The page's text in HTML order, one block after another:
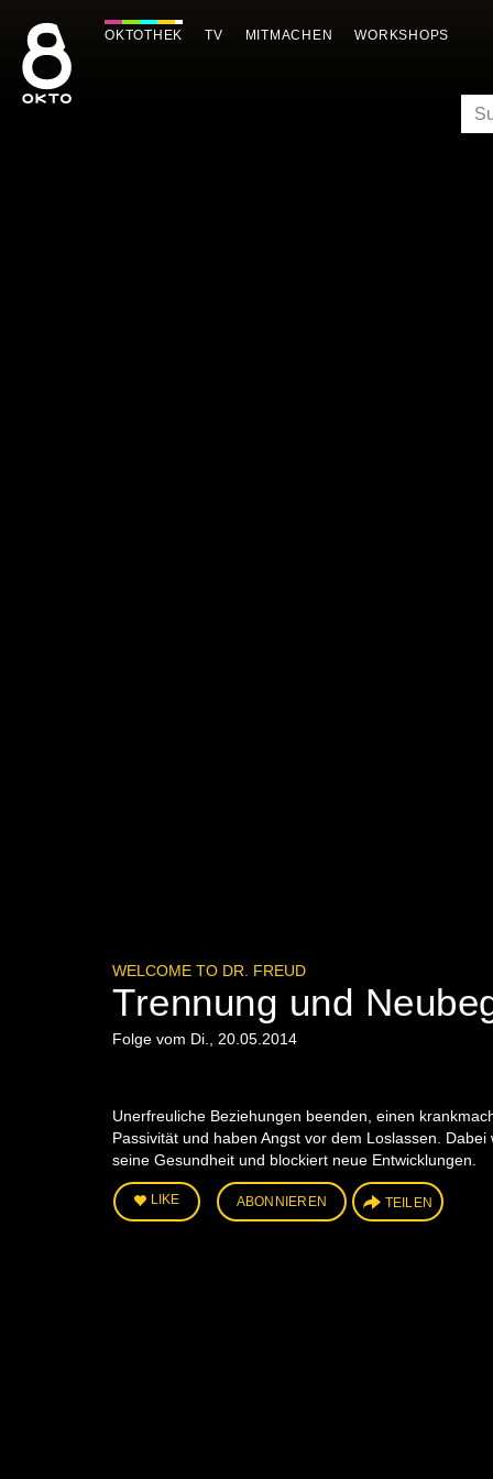
Inhalt
springen
OKTOTHEK TV MITMACHEN WORKSHOPS
WELCOME TO DR. FREUD
Trennung und
Folge vom Di., 20.05.2014
Unerfreuliche Beziehungen beenden, einen
Passivität und haben Angst vor dem Loslassen.
seine Gesundheit und blockiert neue Entwicklungen.
LIKE ABONNIEREN TEILEN